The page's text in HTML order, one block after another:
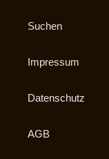
Suchen
Impressum
Datenschutz
AGB